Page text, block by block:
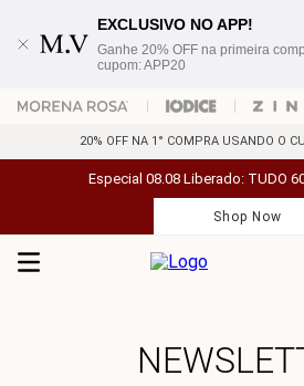
EXCLUSIVO NO APP!
Ganhe 20% OFF na primeira
cupom: APP20
20% OFF NA 1° COMPRA USANDO O
Especial 08.08 Liberado: TUDO
Shop Now